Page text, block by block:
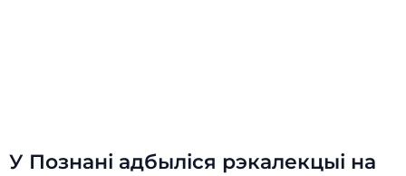
У Познані адбыліся рэкалекцыі на